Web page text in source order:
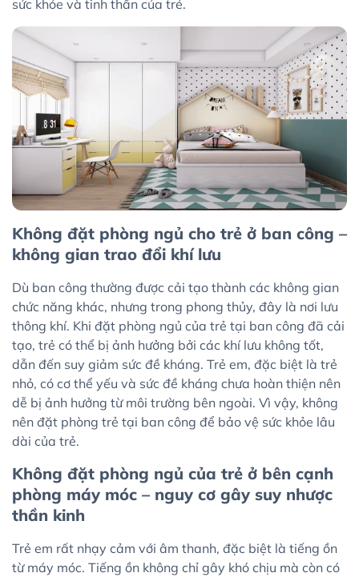
sức khỏe và tinh thần của trẻ.
Không đặt phòng ngủ cho trẻ ở ban công –
không gian trao đổi khí lưu
Dù ban công thường được cải tạo thành các không gian
chức năng khác, nhưng trong phong thủy, đây là nơi lưu
thông khí. Khi đặt phòng ngủ của trẻ tại ban công đã cải
tạo, trẻ có thể bị ảnh hưởng bởi các khí lưu không tốt,
dẫn đến suy giảm sức đề kháng. Trẻ em, đặc biệt là trẻ
nhỏ, có cơ thể yếu và sức đề kháng chưa hoàn thiện nên
dễ bị ảnh hưởng từ môi trường bên ngoài. Vì vậy, không
nên đặt phòng trẻ tại ban công để bảo vệ sức khỏe lâu
dài của trẻ.
Không đặt phòng ngủ của trẻ ở bên cạnh
phòng máy móc – nguy cơ gây suy nhược
thần kinh
Trẻ em rất nhạy cảm với âm thanh, đặc biệt là tiếng ồn
từ máy móc. Tiếng ồn không chỉ gây khó chịu mà còn có